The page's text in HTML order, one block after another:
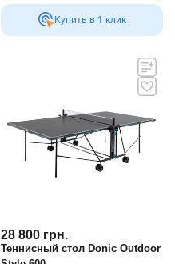
Купить в 1 клик
28 800 грн.
Теннисный стол Donic Outdoor